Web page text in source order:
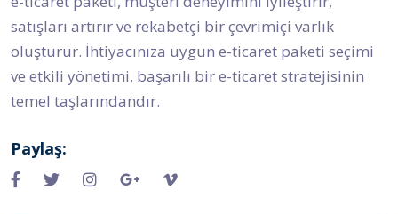
satışları artırır ve rekabetçi bir çevrimiçi varlık
oluşturur. İhtiyacınıza uygun e-ticaret paketi seçimi
ve etkili yönetimi, başarılı bir e-ticaret stratejisinin
temel taşlarındandır.
Paylaş: